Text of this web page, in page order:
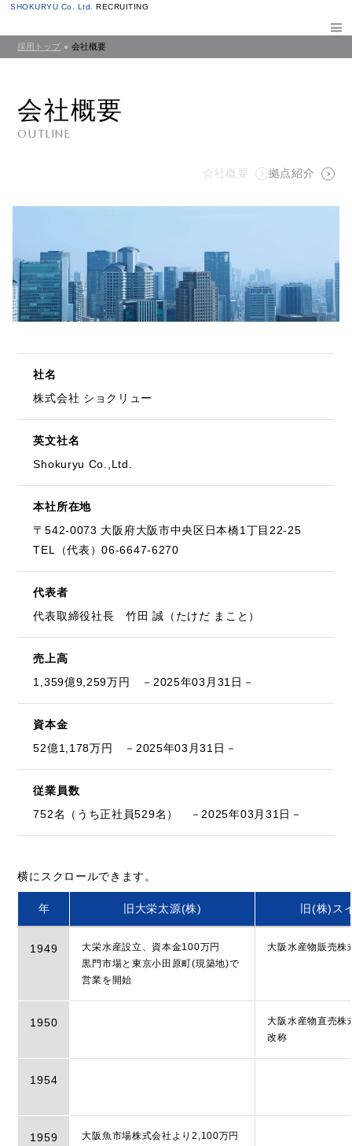
SHOKURYU Co. Ltd.RECRUITING
会社概要
OUTLINE
採用トップ 会社概要
会社概要 拠点紹介
社名
株式会社 ショクリュー
英文社名
Shokuryu Co.,Ltd.
本社所在地
〒542-0073 大阪府大阪市中央区日本橋1丁目22-25
TEL（代表）06-6647-6270
代表者
代表取締役社長 竹田 誠（たけだ まこと）
売上高
1,359億9,259万円 －2025年03月31日－
資本金
52億1,178万円 －2025年03月31日－
従業員数
752名（うち正社員529名） －2025年03月31日－
年 旧大栄太源(株) 旧(株)ス
1949
大栄水産設立、資本金100万円
黒門市場と東京小田原町(現築地)で
営業を開始
大阪水産物販売株
1950
大阪水産物直売株
改称
1954
1959
大阪魚市場株式会社より2,100万円